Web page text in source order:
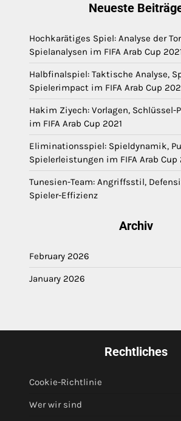
Neueste
Hochkarätiges Spiel: Analyse der
Spielanalysen im FIFA Arab Cup
Halbfinalspiel: Taktische Analyse,
Spielerimpact im FIFA Arab Cup
Hakim Ziyech: Vorlagen, Schlüssel-
im FIFA Arab Cup 2021
Eliminationsspiel: Spieldynamik,
Spielerleistungen im FIFA Arab Cup
Tunesien-Team: Angriffsstil,
Spieler-Effizienz
Archiv
February 2026
January 2026
Rechtliches
Cookie-Richtlinie
Wer wir sind